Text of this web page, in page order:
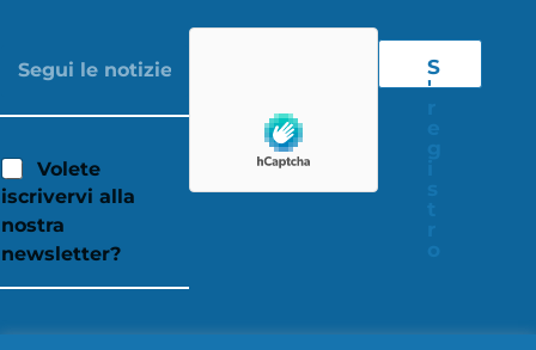
Volete
iscrivervi alla
nostra
newsletter?
S
'